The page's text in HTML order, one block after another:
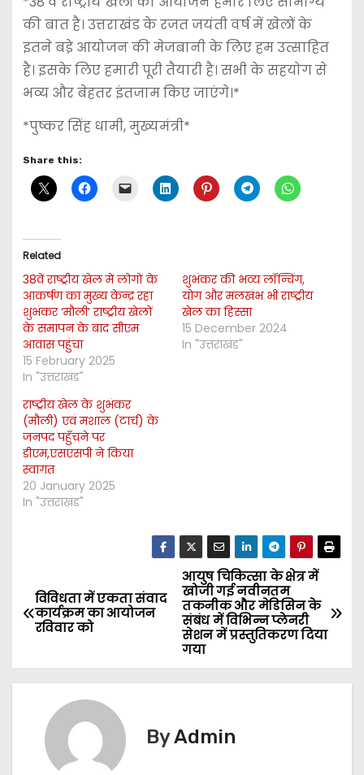
की बात है। उत्तराखंड के रजत जयंती वर्ष में खेलों के
इतने बडे़ आयोजन की मेजबानी के लिए हम उत्साहित
है। इसके लिए हमारी पूरी तैयारी है। सभी के सहयोग से
भव्य और बेहतर इंतजाम किए जाएंगे।*
*पुष्कर सिंह धामी, मुख्यमंत्री*
Share this:
Related
38वें राष्ट्रीय खेल में लोगों के
आकर्षण का मुख्य केन्द्र रहा
शुभंकर ‘मौली’ राष्ट्रीय खेलों
के समापन के बाद सीएम
आवास पहुंचा
15 February 2025
In "उत्तराखंड"
शुभंकर की भव्य लॉन्चिंग,
योग और मलखंभ भी राष्ट्रीय
खेल का हिस्सा
15 December 2024
In "उत्तराखंड"
राष्ट्रीय खेल के शुभंकर
(मौली) एवं मशाल (टार्च) के
जनपद पहुँचने पर
डीएम,एसएसपी ने किया
स्वागत
20 January 2025
In "उत्तराखंड"
P
o
t
आयुष चिकित्सा के क्षेत्र में
खोजी गई नवीनतम
तकनीक और मेडिसिन के
संबंध में विभिन्न प्लेनरी
सेशन में प्रस्तुतिकरण दिया
गया
विविधता में एकता संवाद
कार्यक्रम का आयोजन
रविवार को
ByAdmin